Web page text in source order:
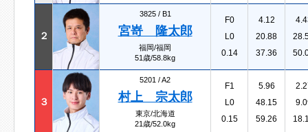
２
3825 / B1
宮嵜 隆太郎
福岡/福岡
51歳/58.8kg
F0
L0
0.14
4.12
20.88
37.36
３
5201 /A2
村上 宗太郎
東京/北海道
21歳/52.0kg
F1
L0
0.15
5.96
48.15
59.26